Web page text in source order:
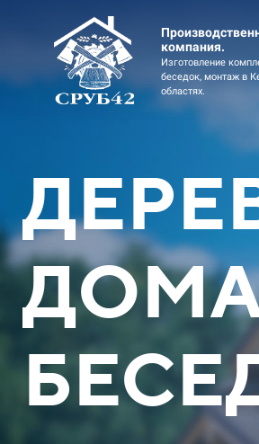
компания.
Изготовление
беседок, монтаж в
областях.
Дом коттедж 2эт 11х12
Оцилиндрованное бревно
Скидка до 449900 ₽